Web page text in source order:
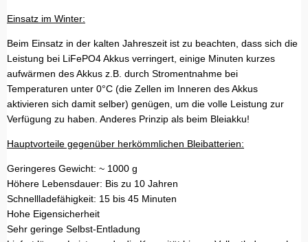
Einsatz im Winter:
Beim Einsatz in der kalten Jahreszeit ist zu beachten, dass sich die
Leistung bei LiFePO4 Akkus verringert, einige Minuten kurzes
aufwärmen des Akkus z.B. durch Stromentnahme bei
Temperaturen unter 0°C (die Zellen im Inneren des Akkus
aktivieren sich damit selber) genügen, um die volle Leistung zur
Verfügung zu haben. Anderes Prinzip als beim Bleiakku!
Hauptvorteile gegenüber herkömmlichen Bleibatterien:
Geringeres Gewicht: ~ 1000 g
Höhere Lebensdauer: Bis zu 10 Jahren
Schnellladefähigkeit: 15 bis 45 Minuten
Hohe Eigensicherheit
Sehr geringe Selbst-Entladung